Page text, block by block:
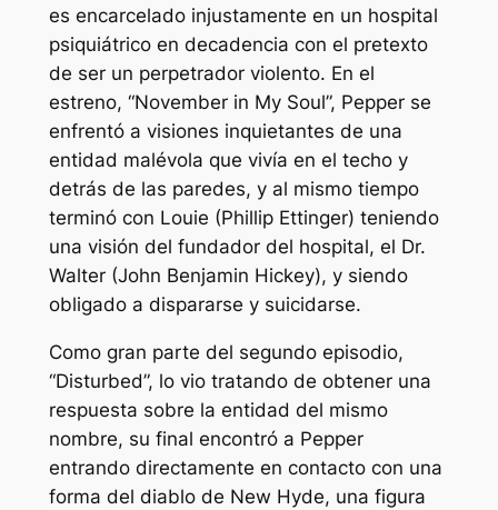
es encarcelado injustamente en un hospital
psiquiátrico en decadencia con el pretexto
de ser un perpetrador violento. En el
estreno, “November in My Soul”, Pepper se
enfrentó a visiones inquietantes de una
entidad malévola que vivía en el techo y
detrás de las paredes, y al mismo tiempo
terminó con Louie (Phillip Ettinger) teniendo
una visión del fundador del hospital, el Dr.
Walter (John Benjamin Hickey), y siendo
obligado a dispararse y suicidarse.
Como gran parte del segundo episodio,
“Disturbed”, lo vio tratando de obtener una
respuesta sobre la entidad del mismo
nombre, su final encontró a Pepper
entrando directamente en contacto con una
forma del diablo de New Hyde, una figura